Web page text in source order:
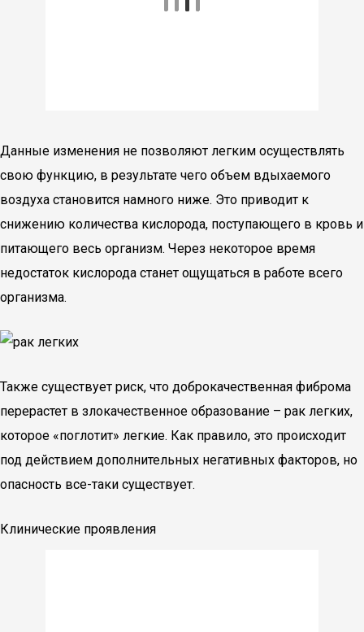
Данные изменения не позволяют легким осуществлять
свою функцию, в результате чего объем вдыхаемого
воздуха становится намного ниже. Это приводит к
снижению количества кислорода, поступающего в кровь и
питающего весь организм. Через некоторое время
недостаток кислорода станет ощущаться в работе всего
организма.
Также существует риск, что доброкачественная фиброма
перерастет в злокачественное образование – рак легких,
которое «поглотит» легкие. Как правило, это происходит
под действием дополнительных негативных факторов, но
опасность все-таки существует.
Клинические проявления